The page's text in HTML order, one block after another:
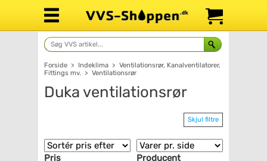
Forside > Indeklima > Ventilationsrør, Kanalventilatorer,
Fittings mv. > Ventilationsrør
Duka ventilationsrør
Skjul filtre
Pris Producent